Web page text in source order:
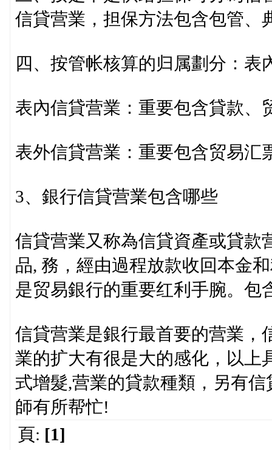
信貸营業，担保方法包含包管、
四、按管帐核算的归属劃分：表
表內信貸营業：重要包含貸款、
表外信貸营業：重要包含贸易汇
3、銀行信貸营業包含哪些
信貸营業又称為信貸資產或貸款
品, 務，經由過程放款收回本金
是贸易銀行的重要红利手腕。包
信貸营業是銀行最首要的营業，
業的扩大有很是大的感化，以上
式增髮,营業的貸款種類，另有
師有所帮忙!
頁: [1]